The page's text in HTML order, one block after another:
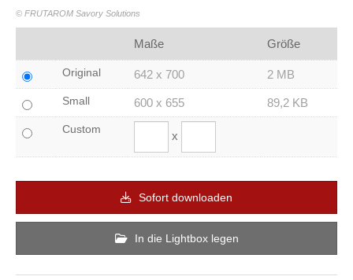
© FRUTAROM Savory Solutions
Maße Größe
Original 642 x 700 2 MB
Small 600 x 655 89,2 KB
Custom x
Sofort downloaden
In die Lightbox legen